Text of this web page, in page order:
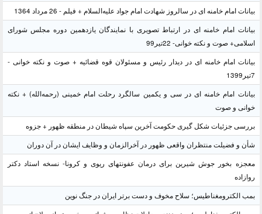
بیانات امام خامنه ای در سالروز شهادت امام جواد علیه‌السلام + فیلم - 26 مرداد 1364
بیانات امام خامنه ای در ارتباط تصویری با نمایندگان یازدهمین دوره مجلس شورای
اسلامی+ صوت و نکته خوانی- 22تیر99
بیانات امام خامنه ای در دیدار رئیس و مسئولان قوه قضائیه + صوت و نکته خوانی -
7تیر1399
بیانات امام خامنه ای در سی و یکمین سالگرد رحلت امام خمینی (رحمه‌الله) + نکته
خوانی و صوت
بررسی جزئیات شکل گیری حکومت آخرین سپاه شیطان در منطقه ظهور + جزوه
شأن و فضیلت منتظران واقعی ظهور در آخرالزمان و وظایف ایشان در آن دوران
معجزه بخور جوش شیرین برای درمان عفونتهای ریوی و کرونا- نسخه استاد دکتر
روازاده
بمب الکترومغناطیس؛ سلاح مخوف و دست برتر ایران در جنگ نوین